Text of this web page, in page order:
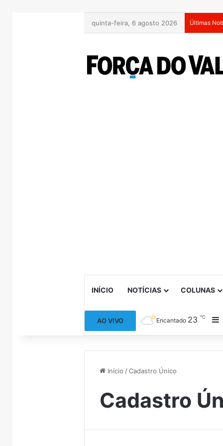
quinta-feira, 6 agosto 2026 Últimas
INÍCIO NOTÍCIAS COLUNAS
AO VIVO Encantado 23℃
Início / Cadastro Único
Cadastro